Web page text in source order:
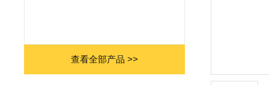
查看全部产品 >>